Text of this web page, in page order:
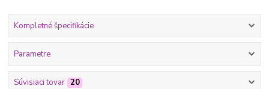
Kompletné špecifikácie
Parametre
Súvisiaci tovar 20